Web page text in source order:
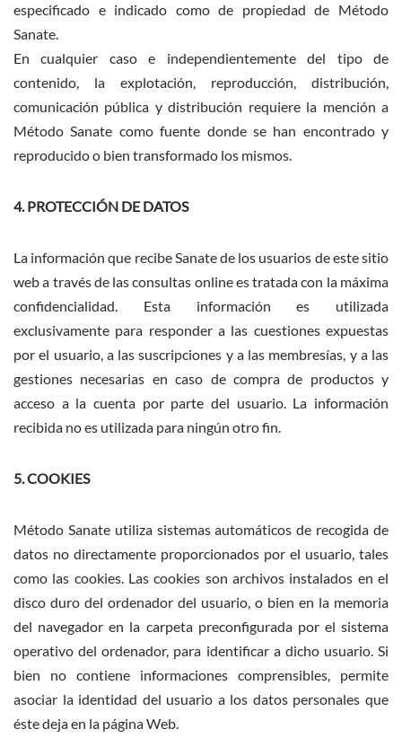
especificado e indicado como de propiedad de Método
Sanate.
En cualquier caso e independientemente del tipo de
contenido, la explotación, reproducción, distribución,
comunicación pública y distribución requiere la mención a
Método Sanate como fuente donde se han encontrado y
reproducido o bien transformado los mismos.
4. PROTECCIÓN DE DATOS
La información que recibe Sanate de los usuarios de este sitio
web a través de las consultas online es tratada con la máxima
confidencialidad. Esta información es utilizada
exclusivamente para responder a las cuestiones expuestas
por el usuario, a las suscripciones y a las membresías, y a las
gestiones necesarias en caso de compra de productos y
acceso a la cuenta por parte del usuario. La información
recibida no es utilizada para ningún otro fin.
5. COOKIES
Método Sanate utiliza sistemas automáticos de recogida de
datos no directamente proporcionados por el usuario, tales
como las cookies. Las cookies son archivos instalados en el
disco duro del ordenador del usuario, o bien en la memoria
del navegador en la carpeta preconfigurada por el sistema
operativo del ordenador, para identificar a dicho usuario. Si
bien no contiene informaciones comprensibles, permite
asociar la identidad del usuario a los datos personales que
éste deja en la página Web.